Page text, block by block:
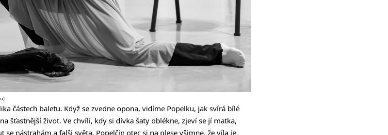
částech baletu. Když se zvedne opona, vidíme Popelku, jak svírá bílé
šťastnější život. Ve chvíli, kdy si dívka šaty oblékne, zjeví se jí matka,
nástrahám a falši světa. Popelčin otec si na plese všimne, že víla je